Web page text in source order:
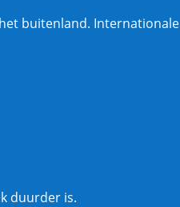
buitenland. Internationale
duurder is.